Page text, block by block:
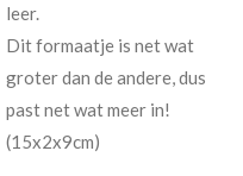
leer.
Dit formaatje is net wat
groter dan de andere, dus
past net wat meer in!
(15x2x9cm)